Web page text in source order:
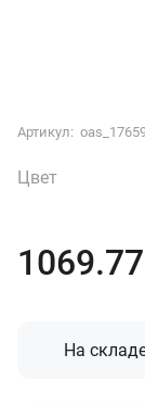
Артикул:
Цвет
1069.77
На